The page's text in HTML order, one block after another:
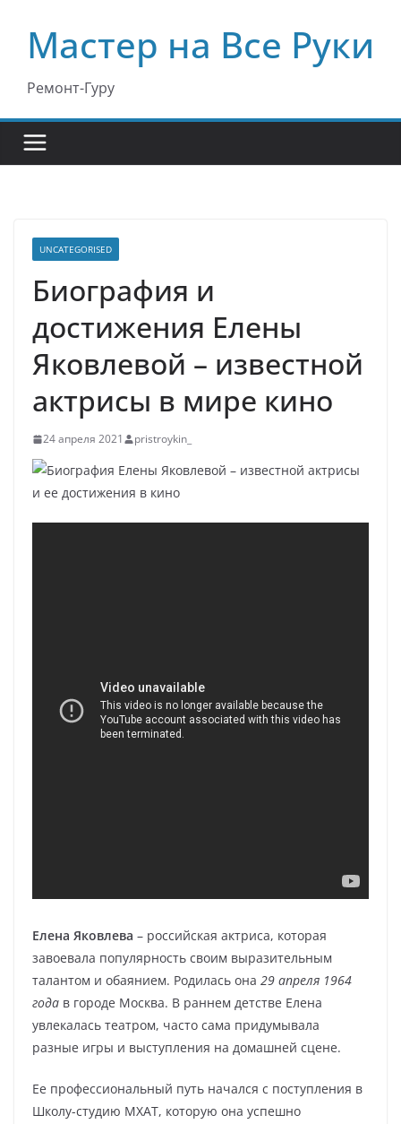
содержимому
Мастер на Все Руки
Ремонт-Гуру
UNCATEGORISED
Биография и
достижения Елены
Яковлевой – известной
актрисы в мире кино
24 апреля 2021 pristroykin_
Елена Яковлева – российская актриса, которая
завоевала популярность своим выразительным
талантом и обаянием. Родилась она 29 апреля 1964
года в городе Москва. В раннем детстве Елена
увлекалась театром, часто сама придумывала
разные игры и выступления на домашней сцене.
Ее профессиональный путь начался с поступления в
Школу-студию МХАТ, которую она успешно